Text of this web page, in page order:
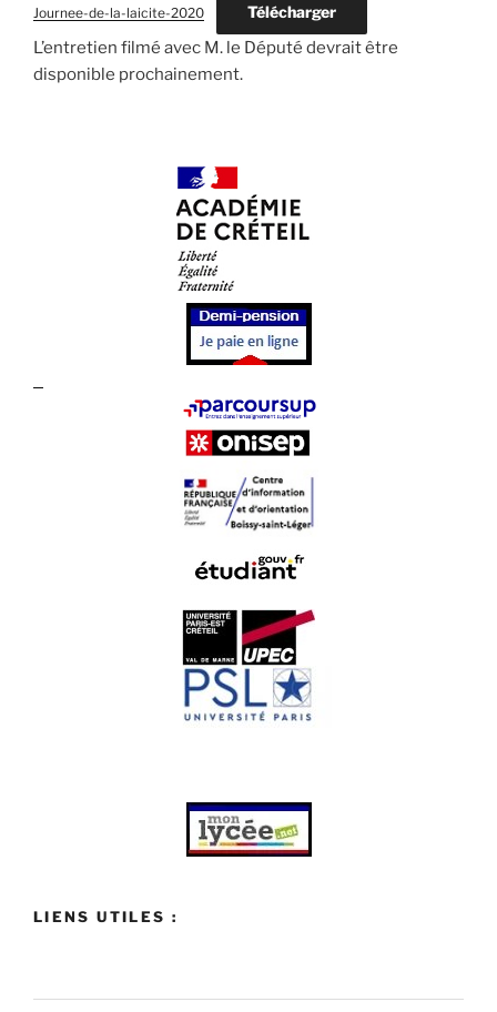
Journee-de-la-laicite-2020 Télécharger
L’entretien filmé avec M. le Député devrait être
disponible prochainement. ​
LIENS UTILES :